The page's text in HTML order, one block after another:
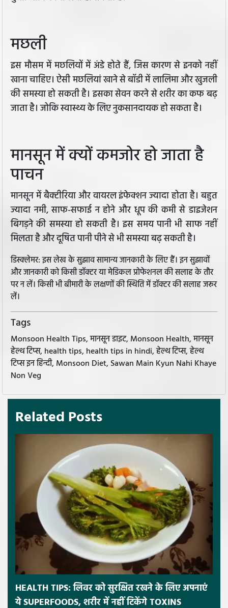
मछली
इस मौसम में मछलियों में अंडे होते हैं, जिस कारण से इनको नहीं
खाना चाहिए। ऐसी मछलियां खाने से बॉडी में लालिमा और खुजली
की समस्या हो सकती है। इसका सेवन करने से शरीर का कफ बढ़
जाता है। जोकि स्वास्थ्य के लिए नुकसानदायक हो सकता है।
मानसून में क्यों कमजोर हो जाता है
पाचन
मानसून में बैक्टीरिया और वायरल इंफेक्शन ज्यादा होता है। बहुत
ज्यादा नमी, साफ-सफाई न होने और धूप की कमी से डाइजेशन
बिगड़ने की समस्या हो सकती है। इस समय पानी भी साफ नहीं
मिलता है और दूषित पानी पीने से भी समस्या बढ़ सकती है।
डिस्क्लेमर: इस लेख के सुझाव सामान्य जानकारी के लिए हैं। इन सुझावों
और जानकारी को किसी डॉक्टर या मेडिकल प्रोफेशनल की सलाह के तौर
पर न लें। किसी भी बीमारी के लक्षणों की स्थिति में डॉक्टर की सलाह जरूर
लें।
Tags
Monsoon Health Tips, मानसून डाइट, Monsoon Health, मानसून
हेल्थ टिप्स, health tips, health tips in hindi, हेल्थ टिप्स, हेल्थ
टिप्स इन हिन्दी, Monsoon Diet, Sawan Main Kyun Nahi Khaye
Non Veg
Related Posts
HEALTH TIPS: लिवर को सुरक्षित रखने के लिए अपनाएं
ये SUPERFOODS, शरीर में नहीं टिकेंगे TOXINS